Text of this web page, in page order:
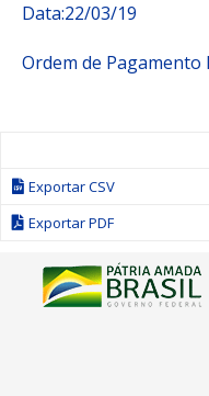
Data:22/03/19
Ordem de Pagamento
Exportar CSV
Exportar PDF